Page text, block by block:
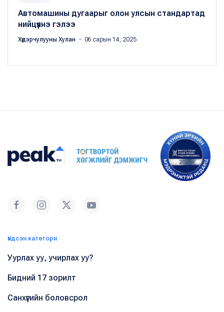
Автомашины дугаарыг олон улсын стандартад
нийцүүлнэ гэлээ
Хүдэрчулууны Хулан ・ 06 сарын 14, 2025
Үндсэн категори
Уурлах уу, учирлах уу?
Бидний 17 зорилт
Санхүүгийн боловсрол